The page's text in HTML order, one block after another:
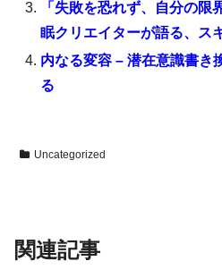
「失敗を恐れず、自分の限
眠クリエイターが語る、ス
内なる変容 – 潜在意識書き
る
Uncategorized
関連記事